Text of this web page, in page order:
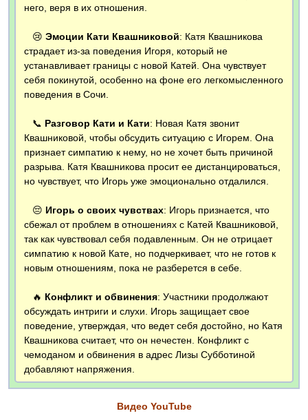
него, веря в их отношения.
😢 Эмоции Кати Квашниковой: Катя Квашникова
страдает из-за поведения Игоря, который не
устанавливает границы с новой Катей. Она чувствует
себя покинутой, особенно на фоне его легкомысленного
поведения в Сочи.
📞 Разговор Кати и Кати: Новая Катя звонит
Квашниковой, чтобы обсудить ситуацию с Игорем. Она
признает симпатию к нему, но не хочет быть причиной
разрыва. Катя Квашникова просит ее дистанцироваться,
но чувствует, что Игорь уже эмоционально отдалился.
😔 Игорь о своих чувствах: Игорь признается, что
сбежал от проблем в отношениях с Катей Квашниковой,
так как чувствовал себя подавленным. Он не отрицает
симпатию к новой Кате, но подчеркивает, что не готов к
новым отношениям, пока не разберется в себе.
🔥 Конфликт и обвинения: Участники продолжают
обсуждать интриги и слухи. Игорь защищает свое
поведение, утверждая, что ведет себя достойно, но Катя
Квашникова считает, что он нечестен. Конфликт с
чемоданом и обвинения в адрес Лизы Субботиной
добавляют напряжения.
Видео YouTube